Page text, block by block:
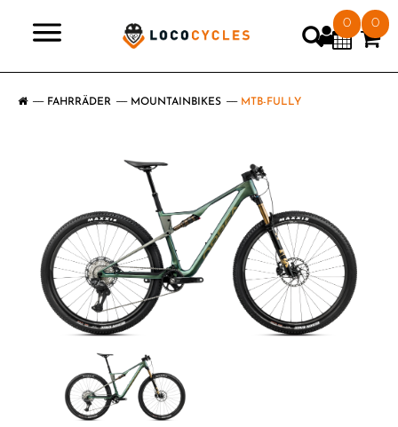
0 0
FAHRRÄDER MOUNTAINBIKES MTB-FULLY